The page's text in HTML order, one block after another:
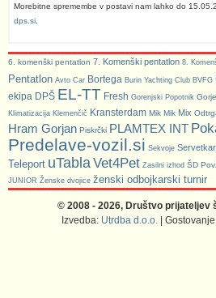
Morebitne spremembe v postavi nam lahko do
dps.si
6. komenški pentatlon 7. Komenški pentatlon 8.
Pentatlon Avto Car Bortega Burin Yachting Club BVFG
ekipa DPŠ EL-TT Fresh Gorenjski Popotnik Gorje
Klimatizacija Klemenčič Kransterdam Mik Mik Mix
Hram Gorjan Piskrčki PLAMTEX INT
Predelave-vozil.si Sekvoje
Teleport uTabla Vet4Pet Zasilni izhod ŠD
JUNIOR Ženske dvojice ženski odbojkarski turnir
© 2008 - 2026, Društvo prijateljev
Izvedba: Utrdba d.o.o. |